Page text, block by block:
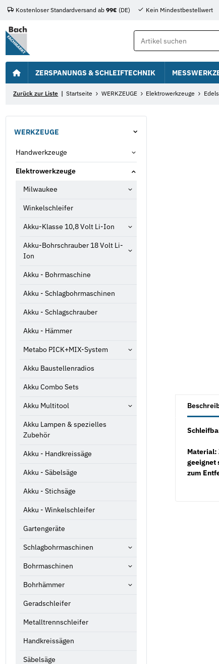
Kostenloser Standardversand ab 99€ (DE) Kein Mindestbestellwert
ZERSPANUNGS & SCHLEIFTECHNIK
Zurück zur Liste Startseite WERKZEUGE Elektrowerkzeuge
Material:
geeignet
zum
WERKZEUGE
Handwerkzeuge
Elektrowerkzeuge
Milwaukee
Winkelschleifer
Akku-Klasse 10,8 Volt Li-Ion
Akku-Bohrschrauber 18 Volt Li-
Ion
Akku - Bohrmaschine
Akku - Schlagbohrmaschinen
Akku - Schlagschrauber
Akku - Hämmer
Metabo PICK+MIX-System
Akku Baustellenradios
Akku Combo Sets
Akku Multitool
Akku Lampen & spezielles
Zubehör
Akku - Handkreissäge
Akku - Säbelsäge
Akku - Stichsäge
Akku - Winkelschleifer
Gartengeräte
Schlagbohrmaschinen
Bohrmaschinen
Bohrhämmer
Geradschleifer
Metalltrennschleifer
Handkreissägen
Säbelsäge